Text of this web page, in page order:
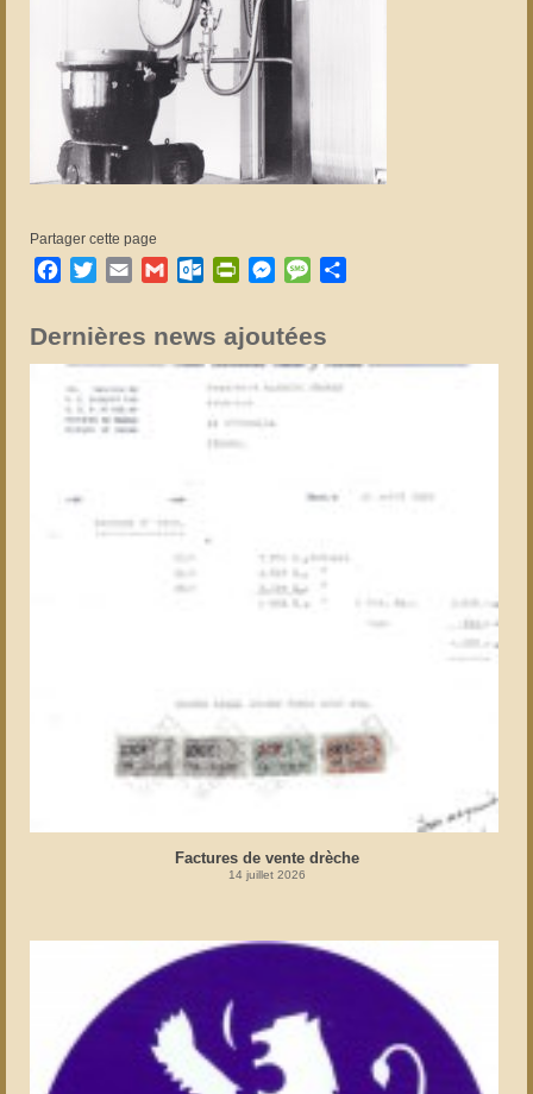
Partager cette page
Facebook
TwitterEmail GmailOutlook.com
PrintFriendly
Messenger
Message
Dernières news ajoutées
Factures de vente drèche
14 juillet 2026